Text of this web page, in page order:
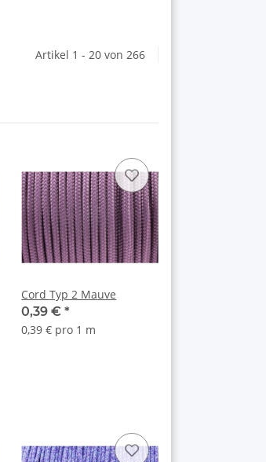
Artikel 1 - 20 von 266
Cord Typ 2 Mauve
0,39 €*
0,39 € pro 1 m